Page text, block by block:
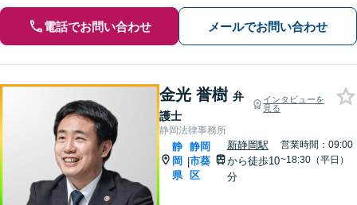
電話でお問い合わせ メールでお問い合わせ
金光 誉樹 弁
護士
インタビューを
見る
静岡法律事務所
静
岡
県
|
静岡
市葵
区
新静岡駅
から徒歩10
分
営業時間：09:00
~18:30（平日）